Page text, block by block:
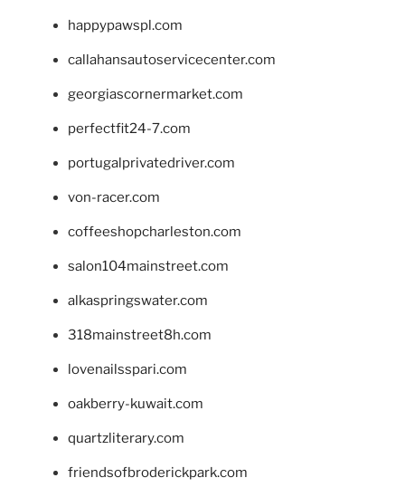
happypawspl.com
callahansautoservicecenter.com
georgiascornermarket.com
perfectfit24-7.com
portugalprivatedriver.com
von-racer.com
coffeeshopcharleston.com
salon104mainstreet.com
alkaspringswater.com
318mainstreet8h.com
lovenailsspari.com
oakberry-kuwait.com
quartzliterary.com
friendsofbroderickpark.com